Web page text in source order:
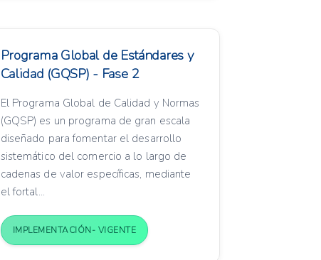
Programa Global de Estándares y
Calidad (GQSP) - Fase 2
El Programa Global de Calidad y Normas
(GQSP) es un programa de gran escala
diseñado para fomentar el desarrollo
sistemático del comercio a lo largo de
cadenas de valor específicas, mediante
el fortal...
IMPLEMENTACIÓN- VIGENTE